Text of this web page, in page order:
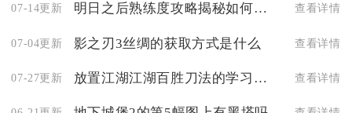
07-14更新 明日之后熟练度攻略揭秘如何增加冒险经验值的获取 查看详情
07-04更新 影之刃3丝绸的获取方式是什么 查看详情
07-27更新 放置江湖江湖百胜刀法的学习技巧是什么 查看详情